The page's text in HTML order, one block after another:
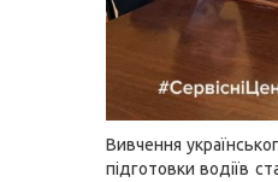
Вивчення
підготовки водіїв